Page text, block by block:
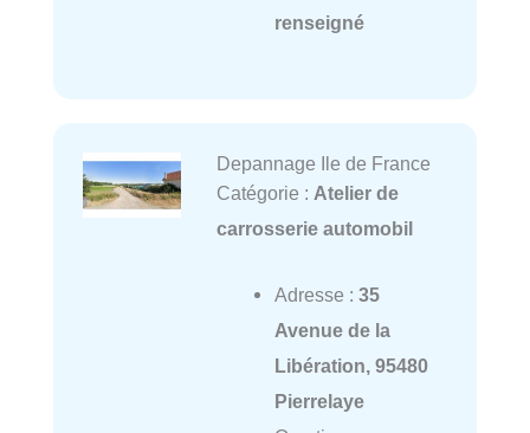
renseigné
Depannage Ile de France
Catégorie : Atelier de
carrosserie automobil
Adresse : 35
Avenue de la
Libération, 95480
Pierrelaye